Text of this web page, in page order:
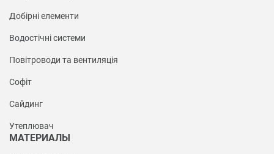
Добірні елементи
Водостічні системи
Повітроводи та вентиляція
Софіт
Сайдинг
Утеплювач
МАТЕРИАЛЫ